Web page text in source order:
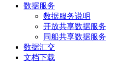
数据服务
数据服务说明
开放共享数据服务
同船共享数据服务
数据汇交
文档下载